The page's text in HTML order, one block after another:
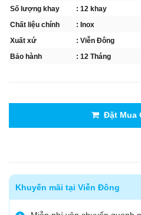
Số lượng khay
: 12 khay
Chất liệu chính
: Inox
Xuất xứ
: Viễn Đông
Bảo hành
: 12 Tháng
Đặt Mua
Khuyến mãi tại Viễn Đông